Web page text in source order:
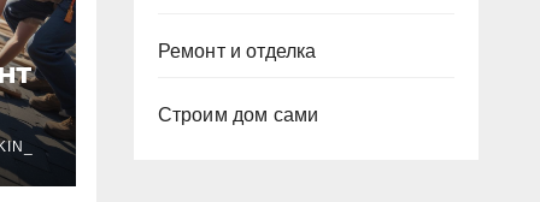
Ремонт и отделка
Строим дом сами